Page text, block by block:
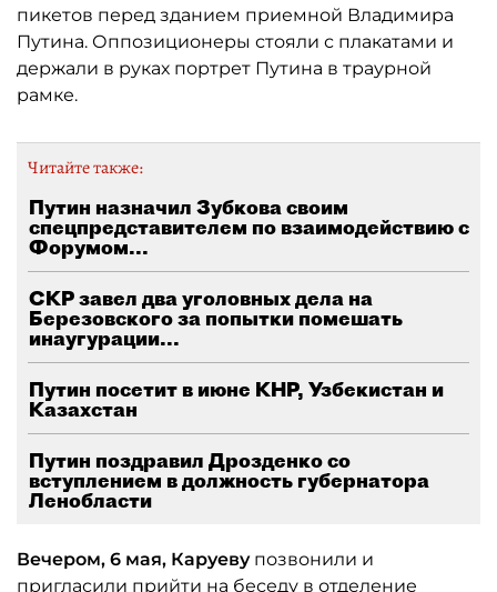
пикетов перед зданием приемной Владимира
Путина. Оппозиционеры стояли с плакатами и
держали в руках портрет Путина в траурной
рамке.
Читайте также:
Путин назначил Зубкова своим
спецпредставителем по взаимодействию с
Форумом...
СКР завел два уголовных дела на
Березовского за попытки помешать
инаугурации...
Путин посетит в июне КНР, Узбекистан и
Казахстан
Путин поздравил Дрозденко со
вступлением в должность губернатора
Ленобласти
Вечером, 6 мая, Каруевупозвонили и
пригласили прийти на беседу в отделение